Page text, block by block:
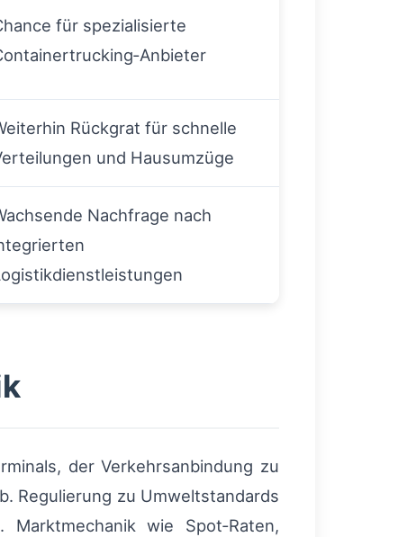
für spezialisierte
Rückgrat für schnelle
und Hausumzüge
Nachfrage nach
der Verkehrsanbindung zu
Regulierung zu Umweltstandards
wie Spot‑Raten,